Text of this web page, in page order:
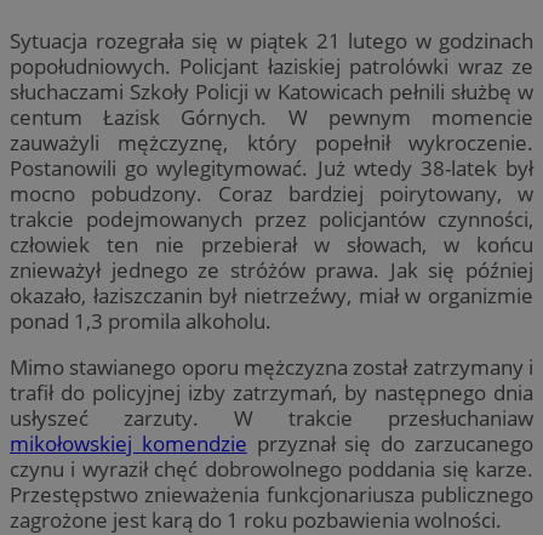
Sytuacja rozegrała się w piątek 21 lutego w godzinach
popołudniowych. Policjant łaziskiej patrolówki wraz ze
słuchaczami Szkoły Policji w Katowicach pełnili służbę w
centum Łazisk Górnych. W pewnym momencie
zauważyli mężczyznę, który popełnił wykroczenie.
Postanowili go wylegitymować. Już wtedy 38-latek był
mocno pobudzony. Coraz bardziej poirytowany, w
trakcie podejmowanych przez policjantów czynności,
człowiek ten nie przebierał w słowach, w końcu
znieważył jednego ze stróżów prawa. Jak się później
okazało, łaziszczanin był nietrzeźwy, miał w organizmie
ponad 1,3 promila alkoholu.
Mimo stawianego oporu mężczyzna został zatrzymany i
trafił do policyjnej izby zatrzymań, by następnego dnia
usłyszeć zarzuty. W trakcie przesłuchaniaw
mikołowskiej komendzie przyznał się do zarzucanego
czynu i wyraził chęć dobrowolnego poddania się karze.
Przestępstwo znieważenia funkcjonariusza publicznego
zagrożone jest karą do 1 roku pozbawienia wolności.